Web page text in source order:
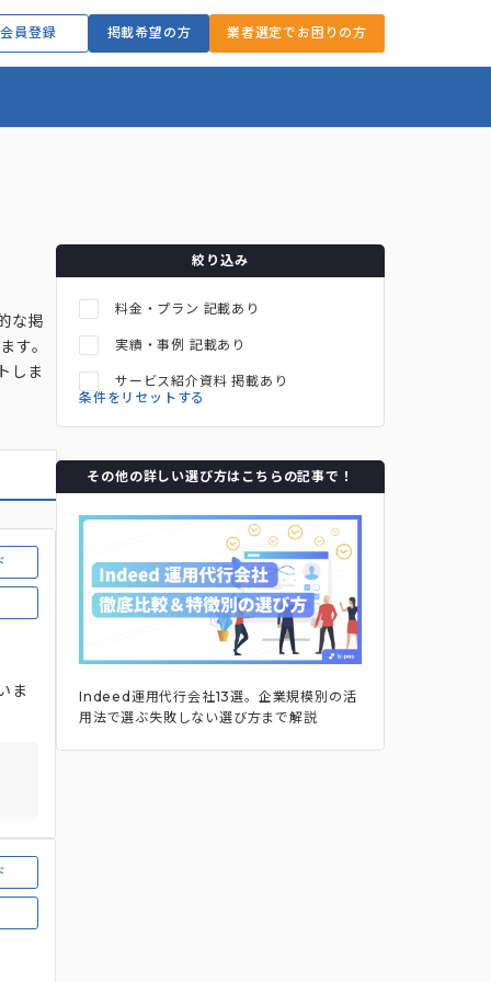
会員登録 掲載希望の方 業者選定でお困りの方
な掲
す。
しま
ま
絞り込み
料金・プラン 記載あり
実績・事例 記載あり
サービス紹介資料 掲載あり
条件をリセットする
その他の詳しい選び方はこちらの記事で！
Indeed運用代行会社13選。企業規模別の活
用法で選ぶ失敗しない選び方まで解説